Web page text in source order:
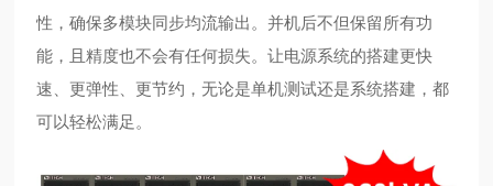
性，确保多模块同步均流输出。并机后不但保留所有功
能，且精度也不会有任何损失。让电源系统的搭建更快
速、更弹性、更节约，无论是单机测试还是系统搭建，都
可以轻松满足。